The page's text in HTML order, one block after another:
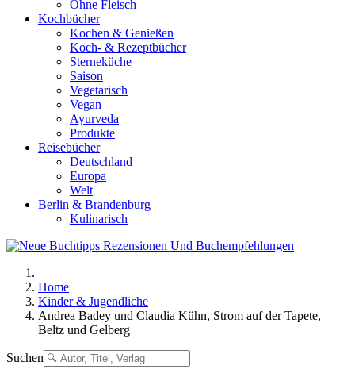
Ohne Fleisch
Kochbücher
Kochen & Genießen
Koch- & Rezeptbücher
Sterneküche
Saison
Vegetarisch
Vegan
Ayurveda
Produkte
Reisebücher
Deutschland
Europa
Welt
Berlin & Brandenburg
Kulinarisch
Home
Kinder & Jugendliche
Andrea Badey und Claudia Kühn, Strom auf der Tapete,
Beltz und Gelberg
Suchen